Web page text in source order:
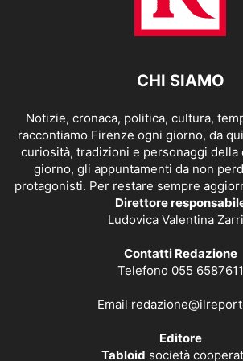
CHI SIAMO
Notizie, cronaca, politica, cultura,
raccontiamo Firenze ogni giorno, da
curiosità, tradizioni e personaggi della
giorno, gli appuntamenti da non
protagonisti. Per restare sempre
Direttore
Ludovica Valentina
Contatti Redazione
Telefono 055 6587611
Email
Editore
Tabloid società